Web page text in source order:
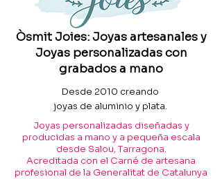
Òsmit Joies: Joyas artesanales y
Joyas personalizadas con
grabados a mano
Joyas personalizadas diseñadas y
producidas a mano y a pequeña escala
desde Salou, Tarragona.
Acreditada con el Carné de artesana
profesional de la Generalitat de Catalunya
Desde 2010 creando
joyas de aluminio y plata.